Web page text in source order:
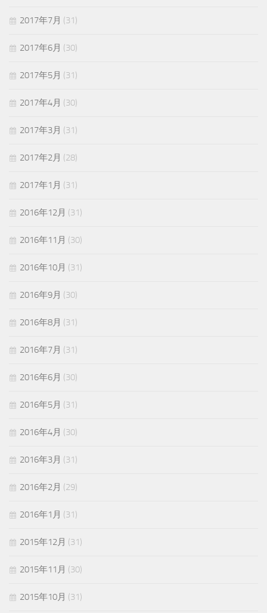
2017年7月 (31)
2017年6月 (30)
2017年5月 (31)
2017年4月 (30)
2017年3月 (31)
2017年2月 (28)
2017年1月 (31)
2016年12月 (31)
2016年11月 (30)
2016年10月 (31)
2016年9月 (30)
2016年8月 (31)
2016年7月 (31)
2016年6月 (30)
2016年5月 (31)
2016年4月 (30)
2016年3月 (31)
2016年2月 (29)
2016年1月 (31)
2015年12月 (31)
2015年11月 (30)
2015年10月 (31)